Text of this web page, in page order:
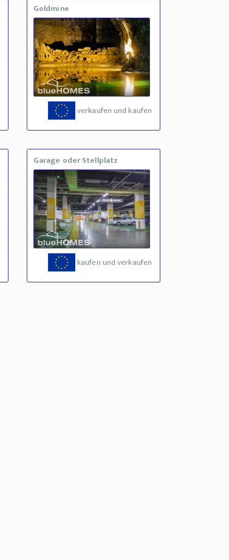
Goldmine
verkaufen und kaufen
Garage oder Stellplatz
kaufen und verkaufen